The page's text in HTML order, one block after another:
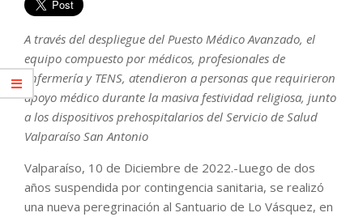
A través del despliegue del Puesto Médico Avanzado, el
equipo compuesto por médicos, profesionales de
enfermería y TENS, atendieron a personas que requirieron
apoyo médico durante la masiva festividad religiosa, junto
a los dispositivos prehospitalarios del Servicio de Salud
Valparaíso San Antonio
Valparaíso, 10 de Diciembre de 2022.-Luego de dos
años suspendida por contingencia sanitaria, se realizó
una nueva peregrinación al Santuario de Lo Vásquez, en